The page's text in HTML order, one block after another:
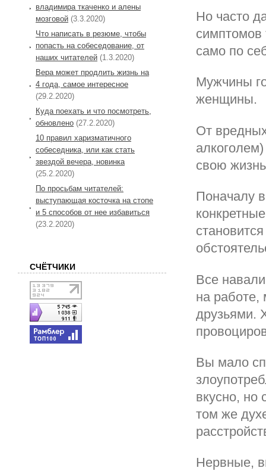
Но часто
симптомов
само по
Мужчины
женщины.
От
свою
Поначалу
Все
на работе,
друзьями.
Вы мало
вкусно, но
том же
Нервные,
владимира ткаченко и алены
мозговой (3.3.2020)
Что написать в резюме, чтобы
попасть на собеседование, от
наших читателей (1.3.2020)
Вера может продлить жизнь на
4 года, самое интересное
(29.2.2020)
Куда поехать и что посмотреть,
обновлено (27.2.2020)
10 правил харизматичного
собеседника, или как стать
звездой вечера, новинка
(25.2.2020)
По просьбам читателей:
выступающая косточка на стопе
и 5 способов от нее избавиться
(23.2.2020)
СЧЁТЧИКИ